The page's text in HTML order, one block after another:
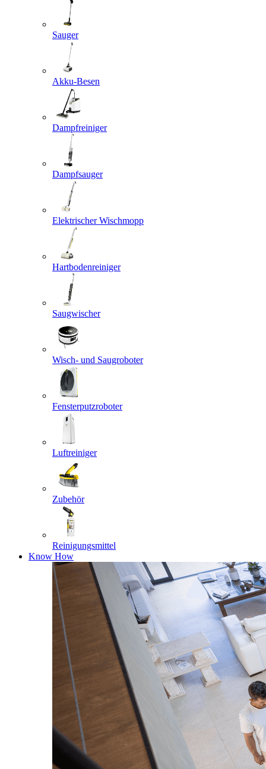
Sauger
Akku-Besen
Dampfreiniger
Dampfsauger
Elektrischer Wischmopp
Hartbodenreiniger
Saugwischer
Wisch- und Saugroboter
Fensterputzroboter
Luftreiniger
Zubehör
Reinigungsmittel
Know How